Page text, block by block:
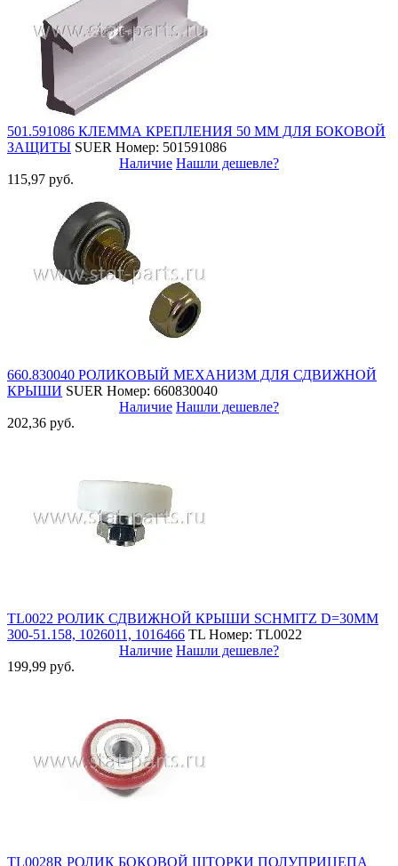
501.591086 КЛЕММА КРЕПЛЕНИЯ 50 ММ ДЛЯ БОКОВОЙ
ЗАЩИТЫ SUER Номер: 501591086
Наличие Нашли дешевле?
115,97 руб.
660.830040 РОЛИКОВЫЙ МЕХАНИЗМ ДЛЯ СДВИЖНОЙ
КРЫШИ SUER Номер: 660830040
Наличие Нашли дешевле?
202,36 руб.
TL0022 РОЛИК СДВИЖНОЙ КРЫШИ SCHMITZ D=30MM
300-51.158, 1026011, 1016466 TL Номер: TL0022
Наличие Нашли дешевле?
199,99 руб.
TL0028R РОЛИК БОКОВОЙ ШТОРКИ ПОЛУПРИЦЕПА